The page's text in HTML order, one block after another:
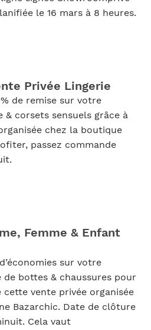
le 16 mars à 8 heures.
Privée Lingerie
de remise sur votre
& corsets sensuels grâce à
chez la boutique
passez commande
Femme & Enfant
sur votre
bottes & chaussures pour
vente privée organisée
Bazarchic. Date de clôture
Cela vaut